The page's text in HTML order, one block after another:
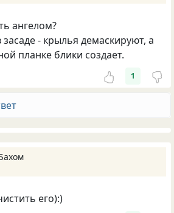
ангелом?
- крылья демаскируют, а
планке блики создает.
1
его):)